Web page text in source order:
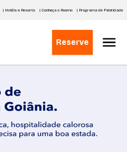
| Hotéis e Resorts | Conheça o Roomo | Programa de Fidelidade
Reserve